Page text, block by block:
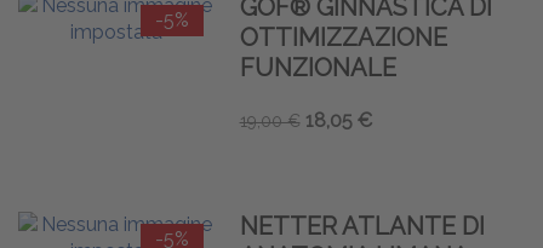
-5%
GOF® GINNASTICA DI
OTTIMIZZAZIONE
FUNZIONALE
19,00 € 18,05 €
-5%
NETTER ATLANTE DI